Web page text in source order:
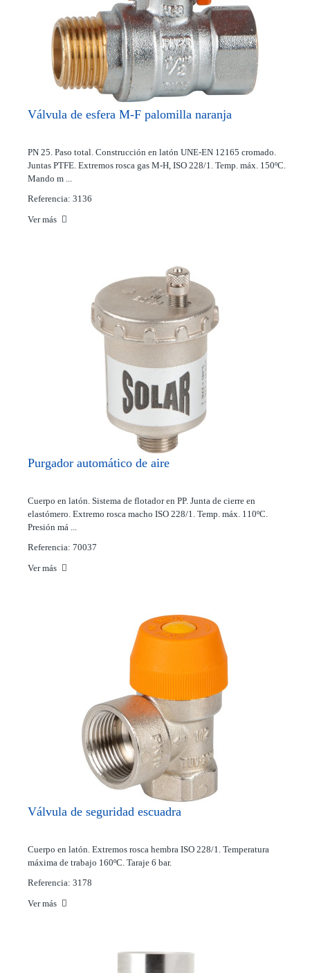
Válvula de esfera M-F palomilla naranja
PN 25. Paso total. Construcción en latón UNE-EN 12165 cromado.
Juntas PTFE. Extremos rosca gas M-H, ISO 228/1. Temp. máx. 150ºC.
Mando m ...
Referencia: 3136
Ver más
Purgador automático de aire
Cuerpo en latón. Sistema de flotador en PP. Junta de cierre en
elastómero. Extremo rosca macho ISO 228/1. Temp. máx. 110ºC.
Presión má ...
Referencia: 70037
Ver más
Válvula de seguridad escuadra
Cuerpo en latón. Extremos rosca hembra ISO 228/1. Temperatura
máxima de trabajo 160ºC. Taraje 6 bar.
Referencia: 3178
Ver más